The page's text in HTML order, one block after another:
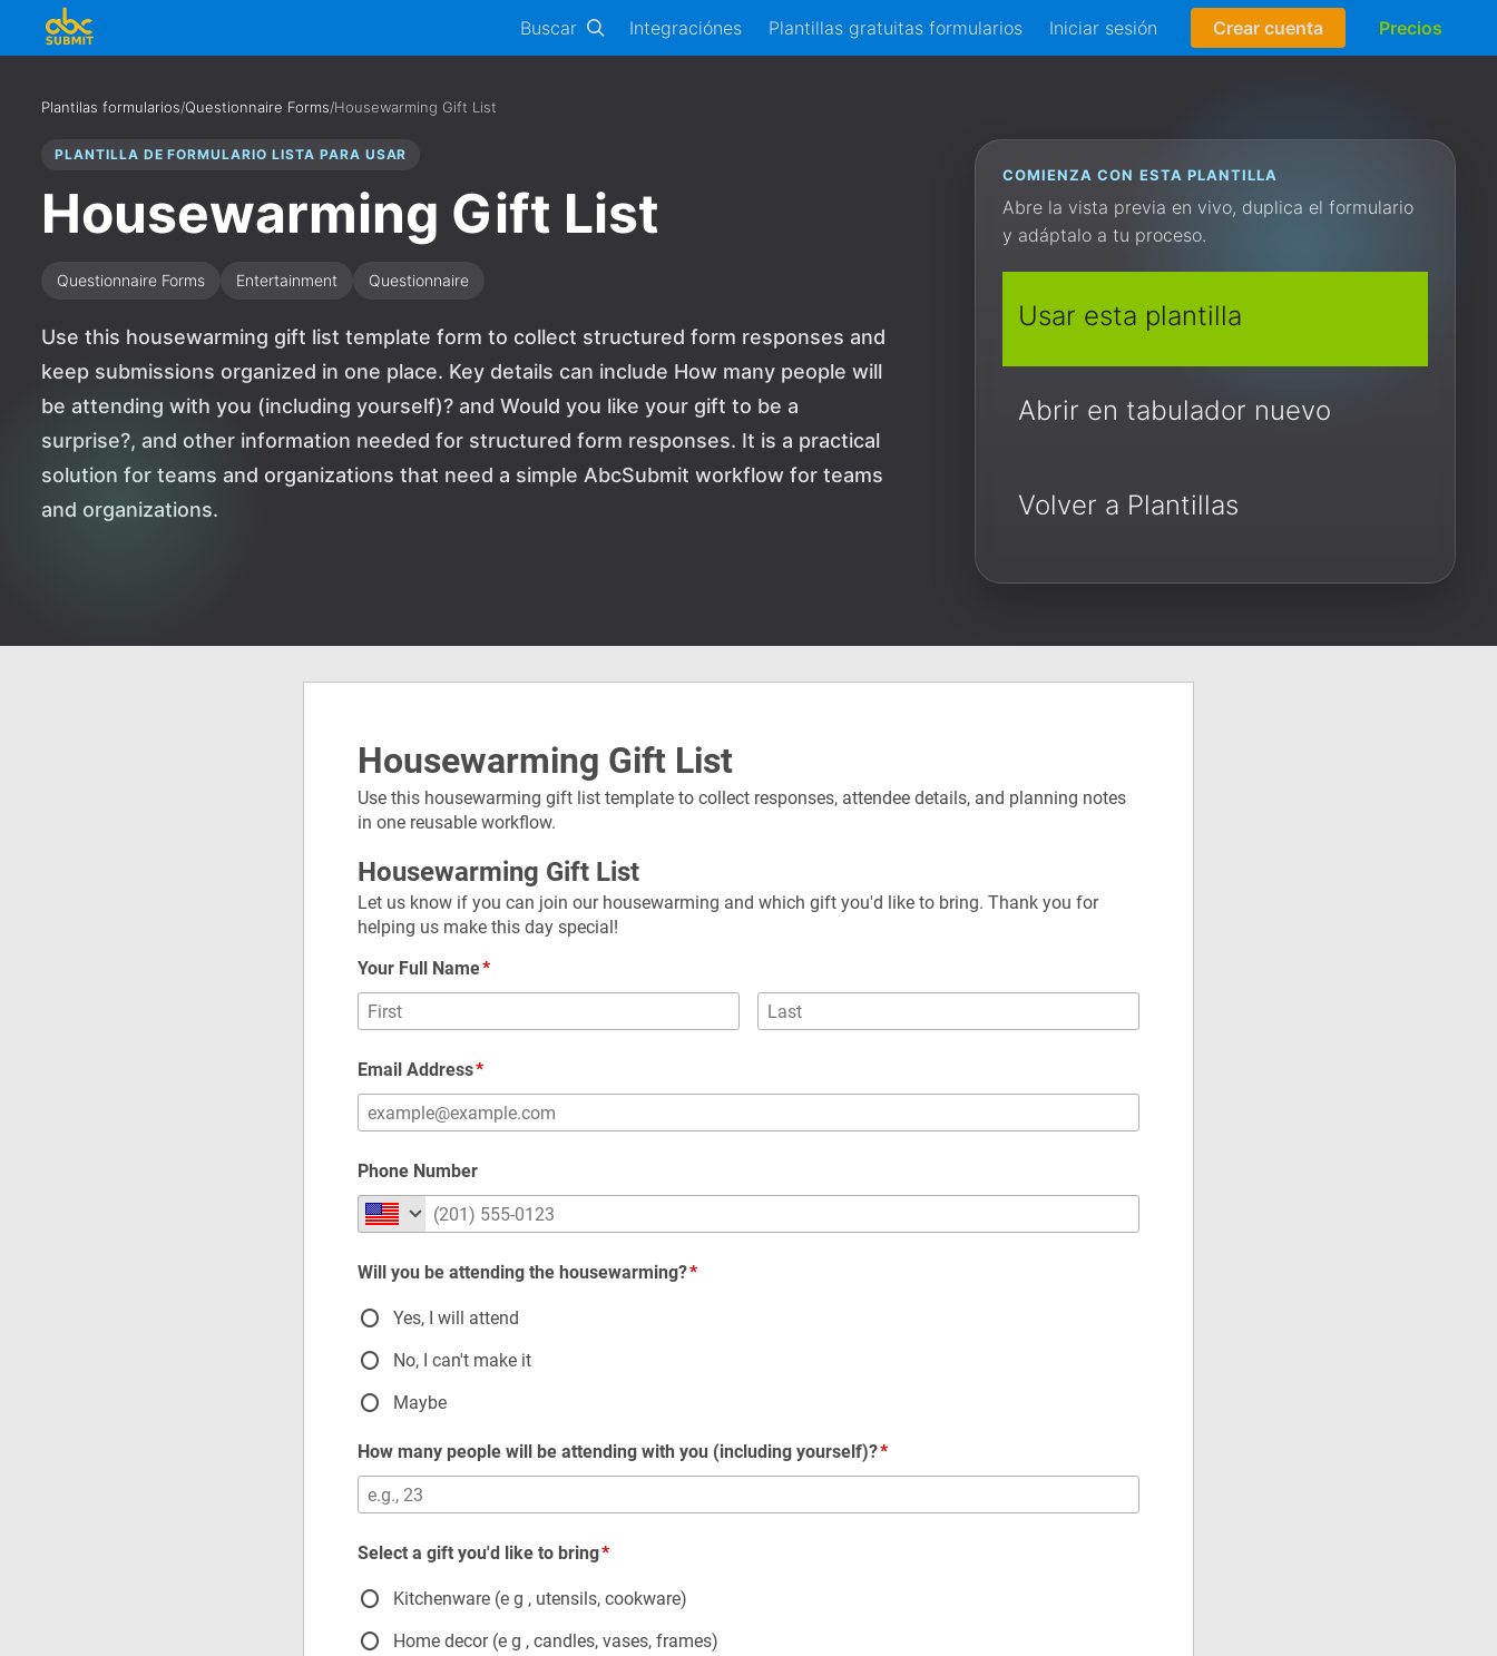
Buscar Integraciónes Plantillas gratuitas formularios Iniciar sesión Crear cuenta Precios
Plantilas formularios/Questionnaire Forms/Housewarming Gift List
PLANTILLA DE FORMULARIO LISTA PARA USAR
Housewarming Gift List
Questionnaire Forms Entertainment Questionnaire
Use this housewarming gift list template form to collect structured form responses and
keep submissions organized in one place. Key details can include How many people will
be attending with you (including yourself)? and Would you like your gift to be a
surprise?, and other information needed for structured form responses. It is a practical
solution for teams and organizations that need a simple AbcSubmit workflow for teams
and organizations.
COMIENZA CON ESTA PLANTILLA
Abre la vista previa en vivo, duplica el formulario
y adáptalo a tu proceso.
Usar esta plantilla
Abrir en tabulador nuevo
Volver a Plantillas